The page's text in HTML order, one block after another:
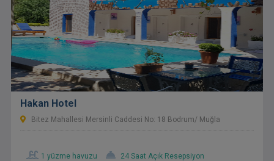
Hakan Hotel
Bitez Mahallesi Mersinli Caddesi No: 18 Bodrum/ Muğla
1 yüzme havuzu
24 Saat Açık Resepsiyon